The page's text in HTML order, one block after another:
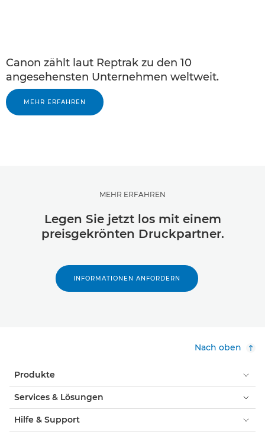
Canon zählt laut Reptrak zu den 10
angesehensten Unternehmen weltweit.
MEHR ERFAHREN
MEHR ERFAHREN
Legen Sie jetzt los mit einem
preisgekrönten Druckpartner.
INFORMATIONEN ANFORDERN
Nach oben
Produkte
Services & Lösungen
Hilfe & Support